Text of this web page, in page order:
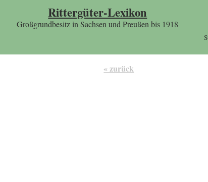
Rittergüter-Lexikon
Großgrundbesitz in Sachsen und Preußen bis 1918
« zurück